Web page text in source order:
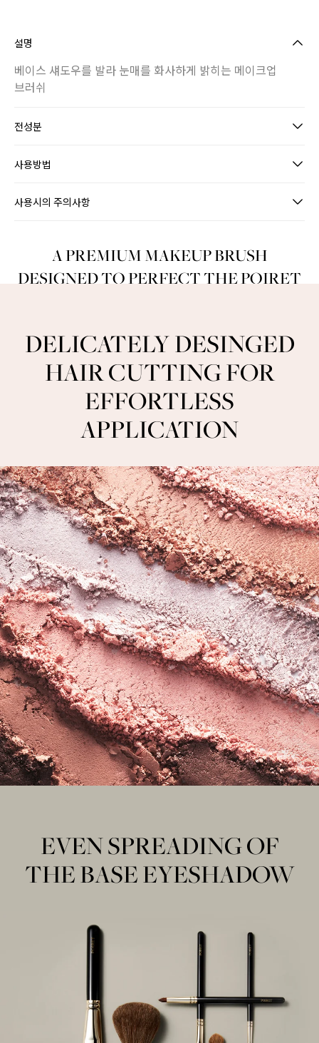
설명
베이스 섀도우를 발라 눈매를 화사하게 밝히는 메이크업
브러쉬
전성분
사용방법
사용시의 주의사항
A PREMIUM MAKEUP BRUSH
DESIGNED TO PERFECT THE POIRET
DELICATELY DESINGED
HAIR CUTTING FOR
EFFORTLESS
APPLICATION
EVEN SPREADING OF
THE BASE EYESHADOW